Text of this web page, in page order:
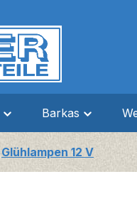
Barkas
Glühlampen 12 V